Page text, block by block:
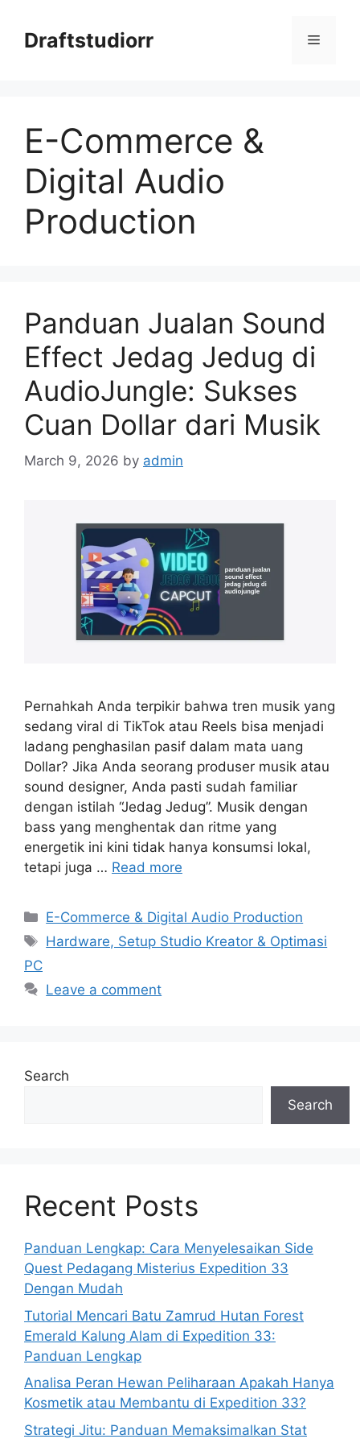
contentDraftstudiorr Menu
E-Commerce &
Digital Audio
Production
Panduan Jualan Sound
Effect Jedag Jedug di
AudioJungle: Sukses
Cuan Dollar dari Musik
March 9, 2026 by admin
Pernahkah Anda terpikir bahwa tren musik yang
sedang viral di TikTok atau Reels bisa menjadi
ladang penghasilan pasif dalam mata uang
Dollar? Jika Anda seorang produser musik atau
sound designer, Anda pasti sudah familiar
dengan istilah “Jedag Jedug”. Musik dengan
bass yang menghentak dan ritme yang
energetik ini kini tidak hanya konsumsi lokal,
tetapi juga … Read more
Categories
E-Commerce & Digital Audio Production
Tags
Hardware, Setup Studio Kreator & Optimasi
PC
Leave a comment
Search
Search
Recent Posts
Panduan Lengkap: Cara Menyelesaikan Side
Quest Pedagang Misterius Expedition 33
Dengan Mudah
Tutorial Mencari Batu Zamrud Hutan Forest
Emerald Kalung Alam di Expedition 33:
Panduan Lengkap
Analisa Peran Hewan Peliharaan Apakah Hanya
Kosmetik atau Membantu di Expedition 33?
Strategi Jitu: Panduan Memaksimalkan Stat